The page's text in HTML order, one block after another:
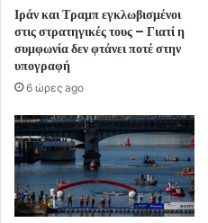
Ιράν και Τραμπ εγκλωβισμένοι
στις στρατηγικές τους – Γιατί η
συμφωνία δεν φτάνει ποτέ στην
υπογραφή
6 ώρες ago